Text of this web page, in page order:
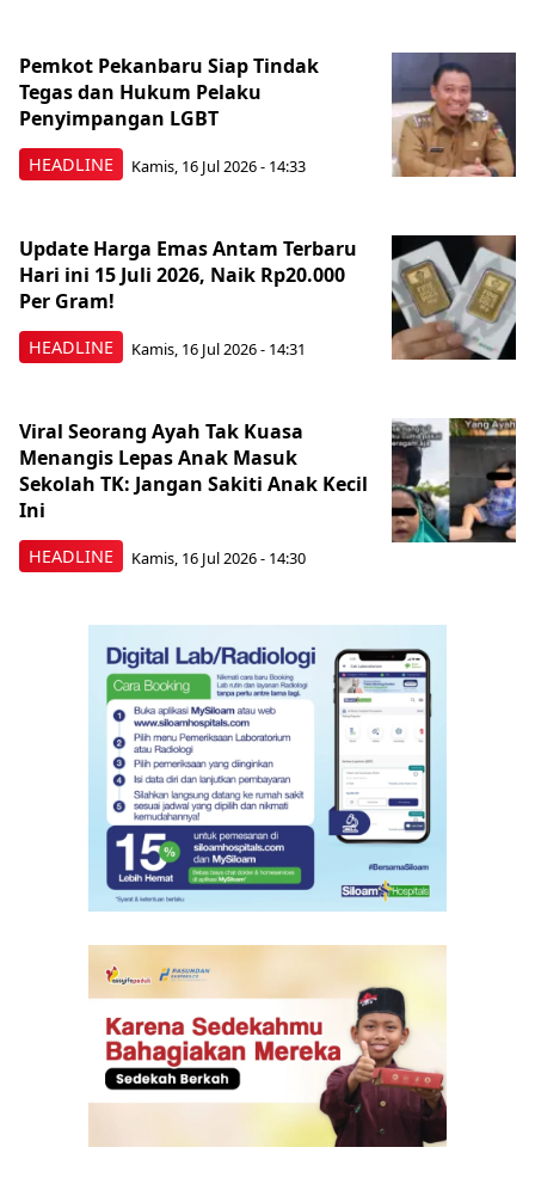
HEADLINE
Pemkot Pekanbaru Siap Tindak
Tegas dan Hukum Pelaku
Penyimpangan LGBT
Kamis, 16 Jul 2026 - 14:33
HEADLINE
Update Harga Emas Antam Terbaru
Hari ini 15 Juli 2026, Naik Rp20.000
Per Gram!
Kamis, 16 Jul 2026 - 14:31
HEADLINE
Viral Seorang Ayah Tak Kuasa
Menangis Lepas Anak Masuk
Sekolah TK: Jangan Sakiti Anak Kecil
Ini
Kamis, 16 Jul 2026 - 14:30